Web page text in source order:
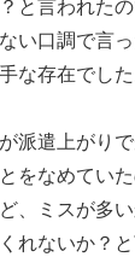
と言われた
い口調で言
な存在でした
派遣上がり
をなめてい
、ミスが多
れないか？と